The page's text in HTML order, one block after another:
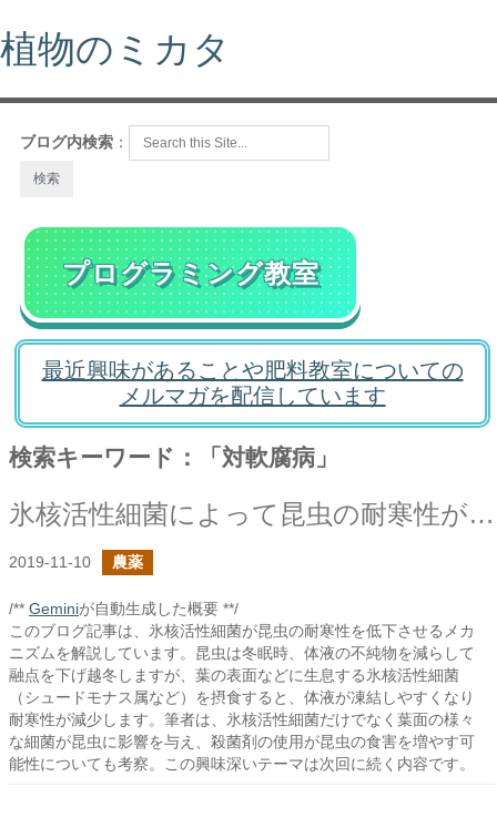
植物のミカタ
ブログ内検索 ：
プログラミング教室
最近興味があることや肥料教室についての
メルマガを配信しています
検索キーワード：「対軟腐病」
氷核活性細菌によって昆虫の耐寒性が減る
2019-11-10 農薬
/** Geminiが自動生成した概要 **/
このブログ記事は、氷核活性細菌が昆虫の耐寒性を低下させるメカ
ニズムを解説しています。昆虫は冬眠時、体液の不純物を減らして
融点を下げ越冬しますが、葉の表面などに生息する氷核活性細菌
（シュードモナス属など）を摂食すると、体液が凍結しやすくなり
耐寒性が減少します。筆者は、氷核活性細菌だけでなく葉面の様々
な細菌が昆虫に影響を与え、殺菌剤の使用が昆虫の食害を増やす可
能性についても考察。この興味深いテーマは次回に続く内容です。